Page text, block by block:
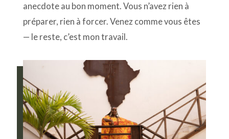
anecdote au bon moment. Vous n’avez rien à
préparer, rien à forcer. Venez comme vous êtes
— le reste, c’est mon travail.